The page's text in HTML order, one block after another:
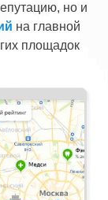
но и
на главной
площадок